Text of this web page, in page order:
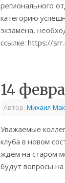
регионального
категорию
экзамена,
ссылке: https://
14
Автор: Михаил
Уважаемые
клуба в новом
ждём на старом
будут вопросы